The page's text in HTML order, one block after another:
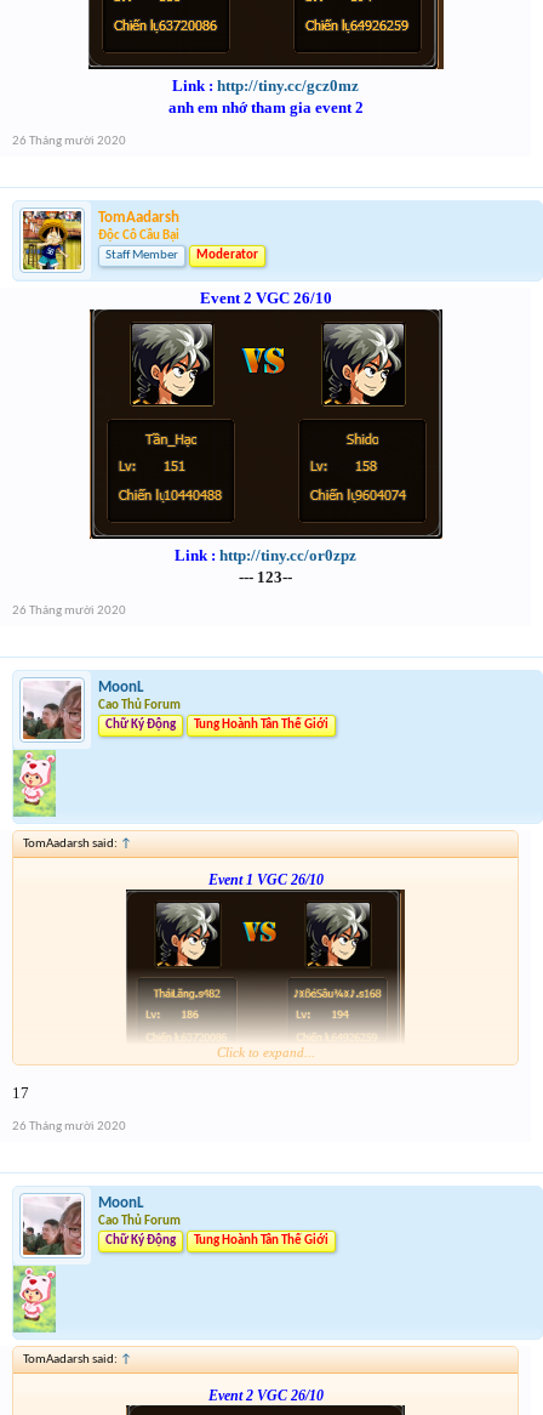
Link : http://tiny.cc/gcz0mz
anh em nhớ tham gia event 2
26 Tháng mười 2020
TomAadarsh
Độc Cô Cầu Bại
Staff Member
Moderator
Event 2 VGC 26/10
Link : http://tiny.cc/or0zpz
--- 123--
26 Tháng mười 2020
MoonL
Cao Thủ Forum
Chữ Ký Động
Tung Hoành Tân Thế Giới
TomAadarsh said: ↑
Event 1 VGC 26/10
Click to expand...
17
26 Tháng mười 2020
MoonL
Cao Thủ Forum
Chữ Ký Động
Tung Hoành Tân Thế Giới
TomAadarsh said: ↑
Event 2 VGC 26/10